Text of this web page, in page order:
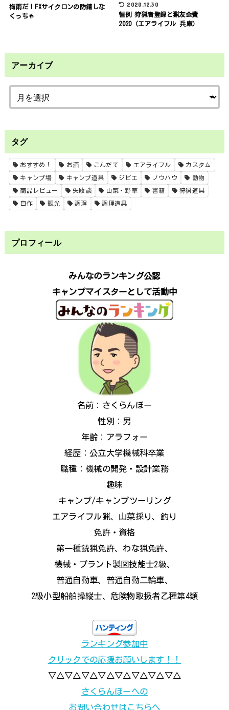
梅雨だ！FXサイクロンの防錆しな
くっちゃ
2020.12.30
恒例 狩猟者登録と猟友会費
2020（エアライフル 兵庫）
アーカイブ
タグ
おすすめ！ お酒 こんだて エアライフル カスタム
キャンプ場 キャンプ道具 ジビエ ノウハウ 動物
商品レビュー 失敗談 山菜・野草 書籍 狩猟道具
自作 観光 調理 調理道具
プロフィール
みんなのランキング公認
キャンプマイスターとして活動中
名前：さくらんぼー
性別：男
年齢：アラフォー
経歴：公立大学機械科卒業
職種：機械の開発・設計業務
趣味
キャンプ/キャンプツーリング
エアライフル猟、山菜採り、釣り
免許・資格
第一種銃猟免許、わな猟免許、
機械・プラント製図技能士2級、
普通自動車、普通自動二輪車、
2級小型船舶操縦士、危険物取扱者乙種第4類
ランキング参加中
クリックでの応援お願いします！！
▽△▽△▽△▽△▽△▽△▽△▽△
さくらんぼーへの
お問い合わせはこちらへ